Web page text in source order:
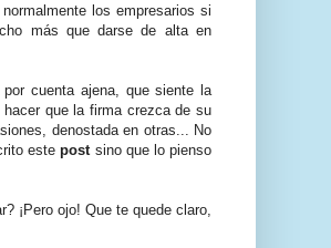
los empresarios si
más que darse de alta en
cuenta ajena, que siente la
que la firma crezca de su
denostada en otras... No
estepost sino que lo pienso
¡Pero ojo! Que te quede claro,